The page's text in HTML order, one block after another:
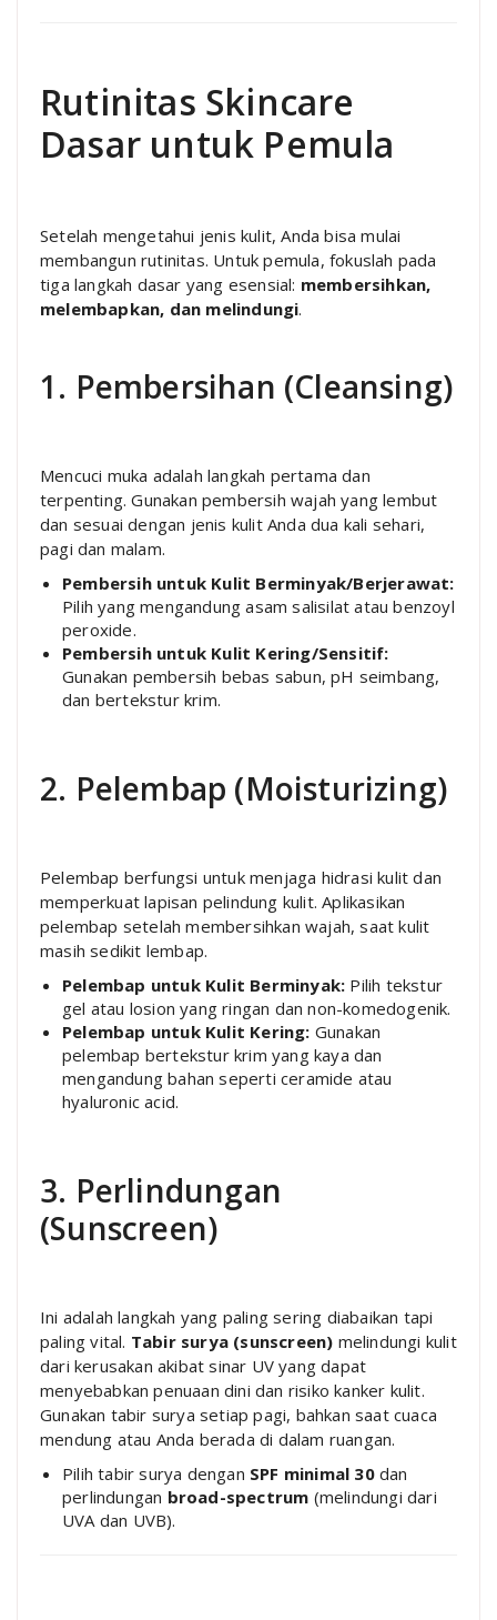
Rutinitas Skincare
Dasar untuk Pemula
Setelah mengetahui jenis kulit, Anda bisa mulai
membangun rutinitas. Untuk pemula, fokuslah pada
tiga langkah dasar yang esensial: membersihkan,
melembapkan, dan melindungi.
1. Pembersihan (Cleansing)
Mencuci muka adalah langkah pertama dan
terpenting. Gunakan pembersih wajah yang lembut
dan sesuai dengan jenis kulit Anda dua kali sehari,
pagi dan malam.
Pembersih untuk Kulit Berminyak/Berjerawat:
Pilih yang mengandung asam salisilat atau benzoyl
peroxide.
Pembersih untuk Kulit Kering/Sensitif:
Gunakan pembersih bebas sabun, pH seimbang,
dan bertekstur krim.
2. Pelembap (Moisturizing)
Pelembap berfungsi untuk menjaga hidrasi kulit dan
memperkuat lapisan pelindung kulit. Aplikasikan
pelembap setelah membersihkan wajah, saat kulit
masih sedikit lembap.
Pelembap untuk Kulit Berminyak: Pilih tekstur
gel atau losion yang ringan dan non-komedogenik.
Pelembap untuk Kulit Kering: Gunakan
pelembap bertekstur krim yang kaya dan
mengandung bahan seperti ceramide atau
hyaluronic acid.
3. Perlindungan
(Sunscreen)
Ini adalah langkah yang paling sering diabaikan tapi
paling vital. Tabir surya (sunscreen) melindungi kulit
dari kerusakan akibat sinar UV yang dapat
menyebabkan penuaan dini dan risiko kanker kulit.
Gunakan tabir surya setiap pagi, bahkan saat cuaca
mendung atau Anda berada di dalam ruangan.
Pilih tabir surya dengan SPF minimal 30dan
perlindungan broad-spectrum (melindungi dari
UVA dan UVB).